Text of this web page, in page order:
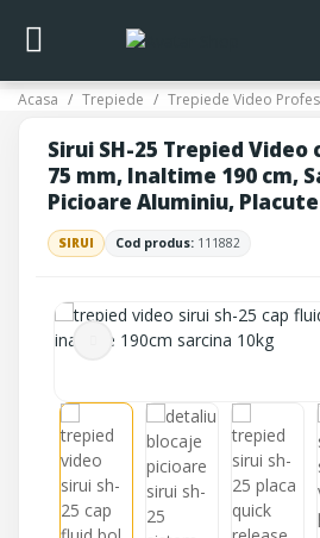
Acasa Trepiede Trepiede Video
Sirui SH-25 Trepied Video
75 mm, Inaltime 190 cm,
Picioare Aluminiu,
SIRUI Cod produs: 111882